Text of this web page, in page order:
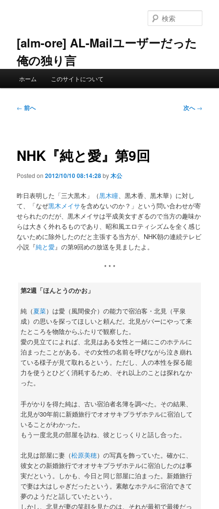
ン
へ
[alm-ore] AL-Mailユーザーだった
俺の独り言
索
ホーム このサイトについて
投
ー
ョ
← 前へ 次へ→
NHK『純と愛』第9回
Posted on2012/10/10 08:14:28by木公
昨日表明した「三大黒木」（黒木瞳、黒木香、黒木華）に対し
て、「なぜ黒木メイサを含めないのか？」という問い合わせが寄
せられたのだが、黒木メイサは平成美女すぎるので当方の趣味か
らは大きく外れるものであり、昭和風エロティシズムを全く感じ
ないために除外したのだと主張する当方が、NHK朝の連続テレビ
小説『純と愛』の第9回めの放送を見ましたよ。
* * *
第2週「ほんとうのかお」
純（夏菜）は愛（風間俊介）の能力で宿泊客・北見（平泉
成）の思いを探ってほしいと頼んだ。北見がバーにやって来
たところを物陰からふたりで観察した。
愛の見立てによれば、北見はある女性と一緒にこのホテルに
泊まったことがある。その女性の名前を呼びながら泣き崩れ
ている様子が見て取れるという。ただし、人の本性を探る能
力を使うとひどく消耗するため、それ以上のことは探れなか
った。
手がかりを得た純は、古い宿泊者名簿を調べた。その結果、
北見が30年前に新婚旅行でオオサキプラザホテルに宿泊して
いることがわかった。
もう一度北見の部屋を訪ね、彼とじっくりと話し合った。
北見は部屋に妻（松原美穂）の写真を飾っていた。確かに、
彼女との新婚旅行でオオサキプラザホテルに宿泊したのは事
実だという。しかも、今日と同じ部屋に泊まった。新婚旅行
で妻は大はしゃぎだったという。素敵なホテルに宿泊できて
夢のようだと話していたという。
しかし、北見が妻の笑顔を見たのは、それが最初で最後だっ